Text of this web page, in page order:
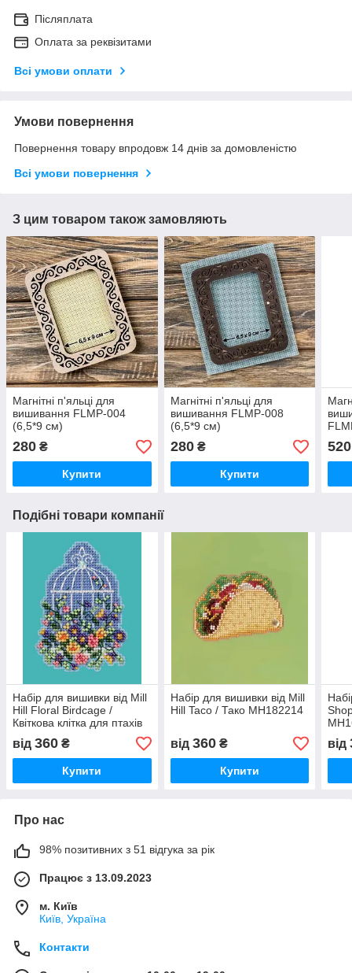
Післяплата
Оплата за реквізитами
Всі умови оплати
Умови повернення
Повернення товару впродовж 14 днів за домовленістю
Всі умови повернення
З цим товаром також замовляють
Магнітні п'яльці для
вишивання FLMP-004
(6,5*9 см)
280 ₴
Купити
Магнітні п'яльці для
вишивання FLMP-008
(6,5*9 см)
280₴
Купити
520
Подібні товари компанії
Набір для вишивки від Mill
Hill Floral Birdcage /
Квіткова клітка для птахів
від 360 ₴
Купити
Набір для вишивки від Mill
Hill Taco / Тако MH182214
від 360₴
Купити
від
Про нас
98% позитивних з 51 відгука за рік
Працює з 13.09.2023
м. Київ
Київ, Україна
Контакти